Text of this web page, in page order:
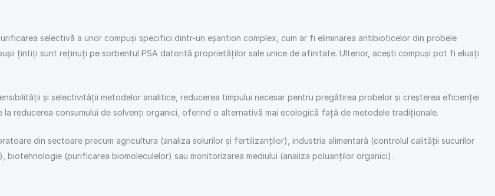
selectivă a unor compuși specifici dintr-un eșantion complex, cum ar fi eliminarea antibioticelor din probele
țintiți sunt reținuți pe sorbentul PSA datorită proprietăților sale unice de afinitate. Ulterior, acești compuși pot fi eluați
și selectivității metodelor analitice, reducerea timpului necesar pentru pregătirea probelor și creșterea eficienței
la reducerea consumului de solvenți organici, oferind o alternativă mai ecologică față de metodele tradiționale.
din sectoare precum agricultura (analiza solurilor și fertilizanților), industria alimentarǎ (controlul calitǎţii sucurilor
(purificarea biomoleculelor) sau monitorizarea mediului (analiza poluanţilor organici).